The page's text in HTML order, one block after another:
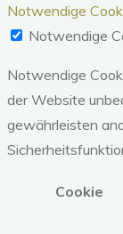
Notwendige
Notwendige
Notwendige
der Website
gewährleisten
Cookie